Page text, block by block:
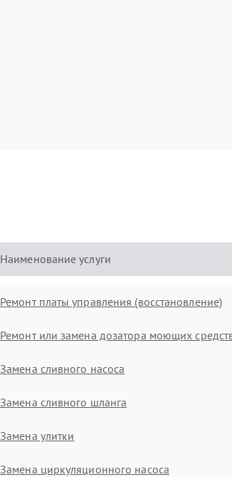
Наименование услуги
Ремонт платы управления (восстановление)
Ремонт или замена дозатора моющих
Замена сливного насоса
Замена сливного шланга
Замена улитки
Замена циркуляционного насоса